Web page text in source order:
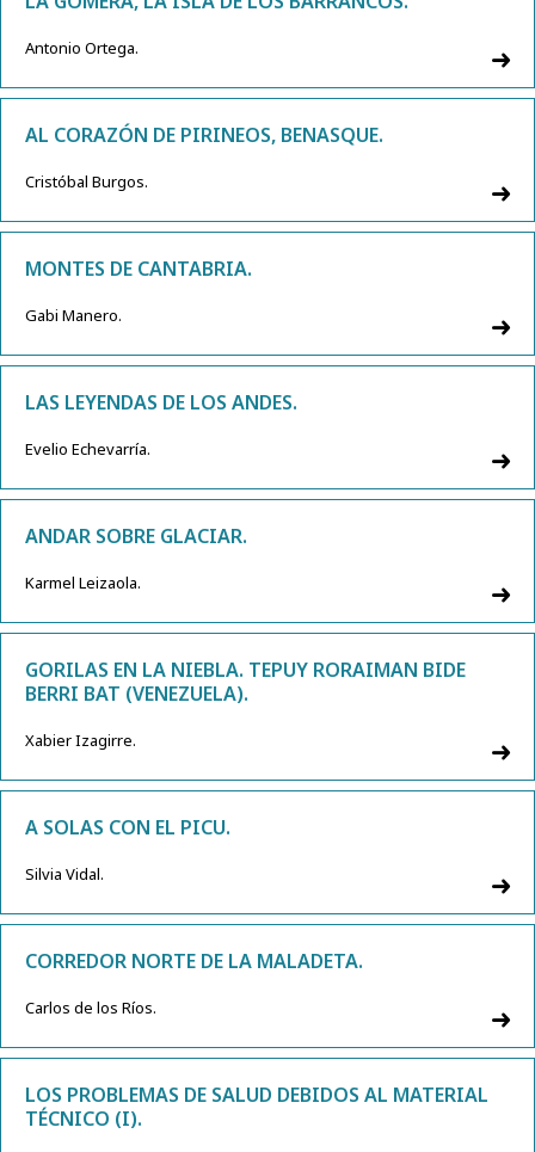
Antonio Ortega.
AL CORAZÓN DE PIRINEOS, BENASQUE.
Cristóbal Burgos.
MONTES DE CANTABRIA.
Gabi Manero.
LAS LEYENDAS DE LOS ANDES.
Evelio Echevarría.
ANDAR SOBRE GLACIAR.
Karmel Leizaola.
GORILAS EN LA NIEBLA. TEPUY RORAIMAN BIDE
BERRI BAT (VENEZUELA).
Xabier Izagirre.
A SOLAS CON EL PICU.
Silvia Vidal.
CORREDOR NORTE DE LA MALADETA.
Carlos de los Ríos.
LOS PROBLEMAS DE SALUD DEBIDOS AL MATERIAL
TÉCNICO (I).